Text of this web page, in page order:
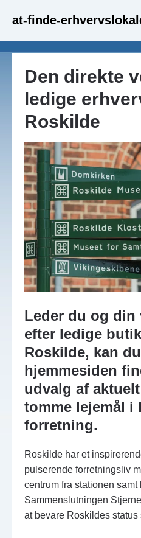
at-finde-
Den direkte
ledige
Roskilde
Leder du og din
efter ledige
Roskilde, kan
hjemmesiden
udvalg af
tomme lejemål i
forretning.
Roskilde har et
pulserende forretningsliv
centrum fra stationen samt
Sammenslutningen
at bevare Roskildes status